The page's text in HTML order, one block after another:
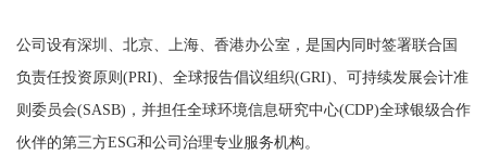
公司设有深圳、北京、上海、香港办公室，是国内同时签署联合国
负责任投资原则(PRI)、全球报告倡议组织(GRI)、可持续发展会计准
则委员会(SASB)，并担任全球环境信息研究中心(CDP)全球银级合作
伙伴的第三方ESG和公司治理专业服务机构。